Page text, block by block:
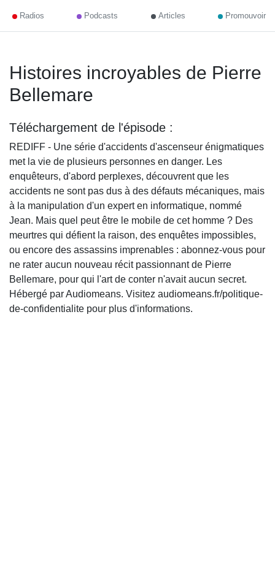
Radios Podcasts Articles Promouvoir
Histoires incroyables de Pierre
Bellemare
Téléchargement de l'épisode :
REDIFF - Une série d'accidents d'ascenseur énigmatiques
met la vie de plusieurs personnes en danger. Les
enquêteurs, d'abord perplexes, découvrent que les
accidents ne sont pas dus à des défauts mécaniques, mais
à la manipulation d'un expert en informatique, nommé
Jean. Mais quel peut être le mobile de cet homme ? Des
meurtres qui défient la raison, des enquêtes impossibles,
ou encore des assassins imprenables : abonnez-vous pour
ne rater aucun nouveau récit passionnant de Pierre
Bellemare, pour qui l'art de conter n'avait aucun secret.
Hébergé par Audiomeans. Visitez audiomeans.fr/politique-
de-confidentialite pour plus d'informations.